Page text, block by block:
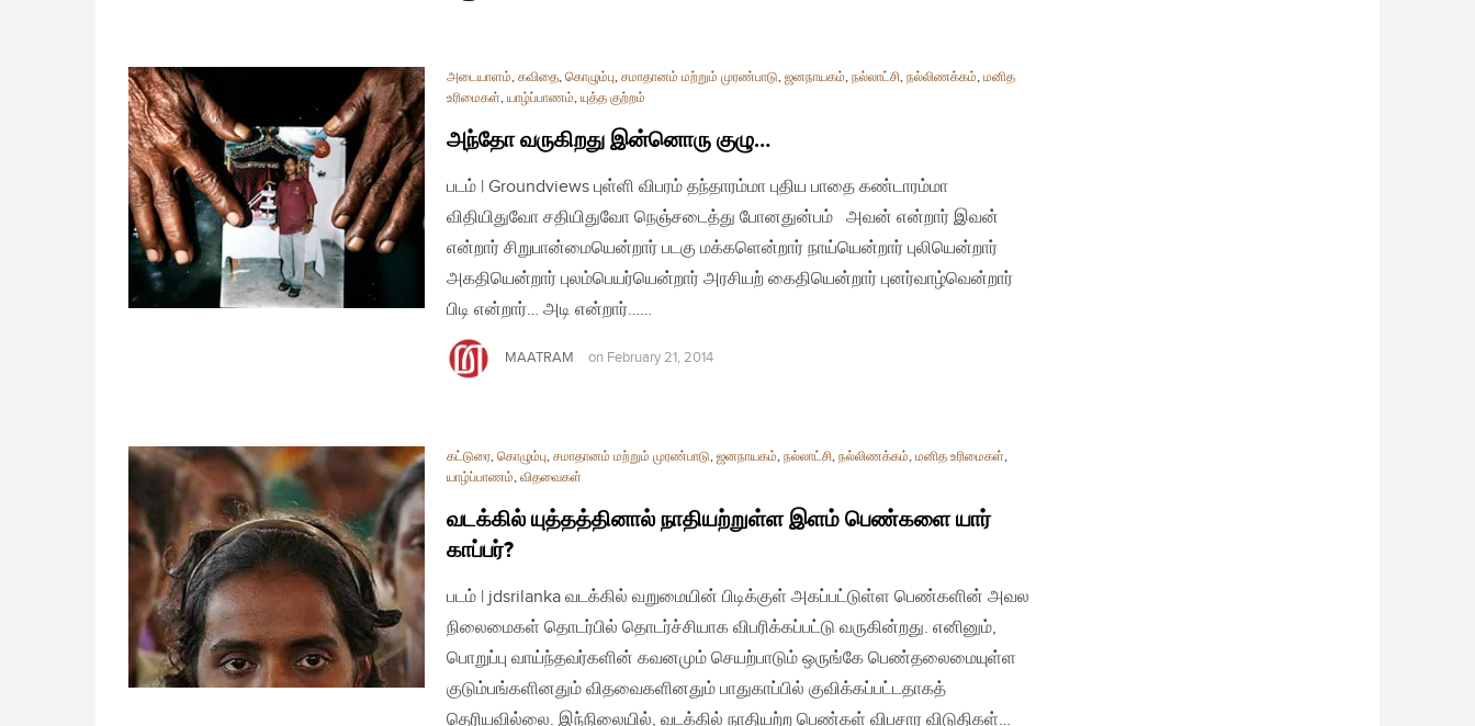
அடையாளம், கவிதை, கொழும்பு, சமாதானம் மற்றும் முரண்பாடு, ஜனநாயகம், நல்லாட்சி, நல்லிணக்கம், மனித
உரிமைகள், யாழ்ப்பாணம், யுத்த குற்றம்
அந்தோ வருகிறது இன்னொரு குழு…
படம் | Groundviews புள்ளி விபரம் தந்தாரம்மா புதிய பாதை கண்டாரம்மா
விதியிதுவோ சதியிதுவோ நெஞ்சடைத்து போனதுன்பம் அவன் என்றார் இவன்
என்றார் சிறுபான்மையென்றார் படகு மக்களென்றார் நாய்யென்றார் புலியென்றார்
அகதியென்றார் புலம்பெயர்யென்றார் அரசியற் கைதியென்றார் புனர்வாழ்வென்றார்
பிடி என்றார்… அடி என்றார்……
MAATRAM on February 21, 2014
கட்டுரை, கொழும்பு, சமாதானம் மற்றும் முரண்பாடு, ஜனநாயகம், நல்லாட்சி, நல்லிணக்கம், மனித உரிமைகள்,
யாழ்ப்பாணம், விதவைகள்
வடக்கில் யுத்தத்தினால் நாதியற்றுள்ள இளம் பெண்களை யார்
காப்பர்?
படம் | jdsrilanka வடக்கில் வறுமையின் பிடிக்குள் அகப்பட்டுள்ள பெண்களின் அவல
நிலைமைகள் தொடர்பில் தொடர்ச்சியாக விபரிக்கப்பட்டு வருகின்றது. எனினும்,
பொறுப்பு வாய்ந்தவர்களின் கவனமும் செயற்பாடும் ஒருங்கே பெண்தலைமையுள்ள
குடும்பங்களினதும் விதவைகளினதும் பாதுகாப்பில் குவிக்கப்பட்டதாகத்
தெரியவில்லை. இந்நிலையில், வடக்கில் நாதியற்ற பெண்கள் விபசார விடுதிகள்…